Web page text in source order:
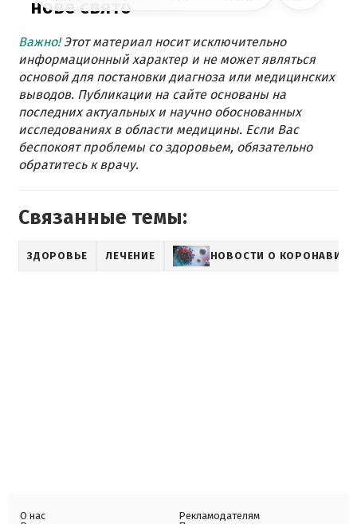
Важно!Этот материал носит исключительно
информационный характер и не может являться
основой для постановки диагноза или медицинских
выводов. Публикации на сайте основаны на
последних актуальных и научно обоснованных
исследованиях в области медицины. Если Вас
беспокоят проблемы со здоровьем, обязательно
обратитесь к врачу.
Связанные темы:
ЗДОРОВЬЕ ЛЕЧЕНИЕ НОВОСТИ О
О нас
Рекламодателям